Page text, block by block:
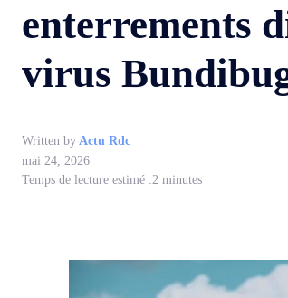
enterrements
virus
Written by Actu Rdc
mai 24, 2026
Temps de lecture estimé :2 minutes